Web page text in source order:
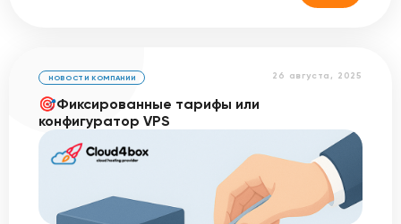
26 августа, 2025
НОВОСТИ КОМПАНИИ
🎯Фиксированные тарифы или
конфигуратор VPS